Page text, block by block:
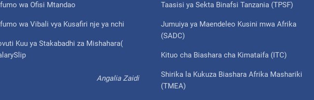
wa Ofisi Mtandao
wa Vibali vya Kusafiri nje ya nchi
Kuu ya Stakabadhi za Mishahara(
Angalia Zaidi
Taasisi ya Sekta Binafsi Tanzania (TPSF)
Jumuiya ya Maendeleo Kusini mwa Afrika
(SADC)
Kituo cha Biashara cha Kimataifa (ITC)
Shirika la Kukuza Biashara Afrika Mashariki
(TMEA)